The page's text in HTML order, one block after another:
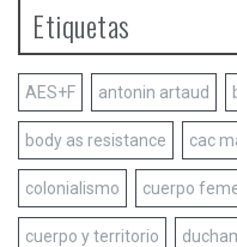
Etiquetas
AES+F antonin artaud
body as resistance cac
colonialismo cuerpo
cuerpo y territorio